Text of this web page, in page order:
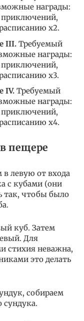
награды:
х2.
III. Требуемый
награды:
х3.
IV. Требуемый
награды:
х4.
пещере
в левую от входа
с кубами (они
так, чтобы было
куб. Затем
Для
стихия неважна,
это делать
собираем
сундука.